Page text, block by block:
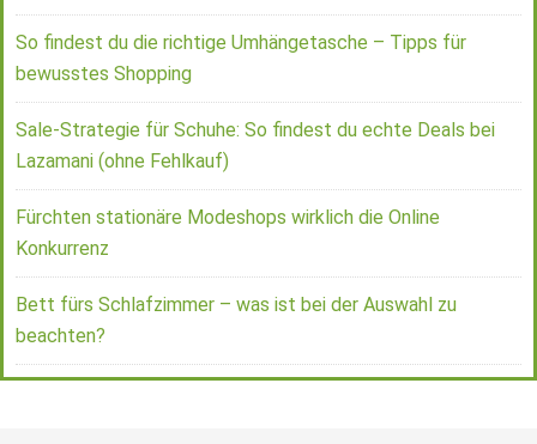
So findest du die richtige Umhängetasche – Tipps für
bewusstes Shopping
Sale-Strategie für Schuhe: So findest du echte Deals bei
Lazamani (ohne Fehlkauf)
Fürchten stationäre Modeshops wirklich die Online
Konkurrenz
Bett fürs Schlafzimmer – was ist bei der Auswahl zu
beachten?